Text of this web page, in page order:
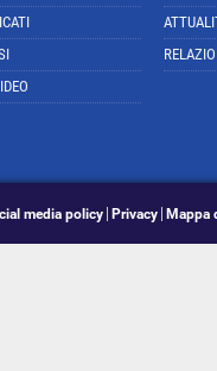
media policy Privacy Mappa